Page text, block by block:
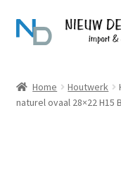
Ga
door
navigatie
Ga
naar
inhoud
Producten
Home Houtwerk
naturel ovaal 28×22 H15